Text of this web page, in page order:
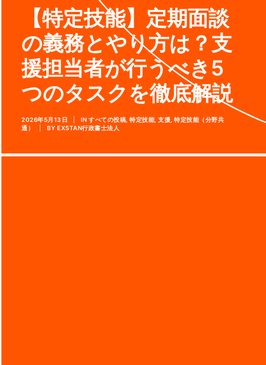
【特定技能】定期面談
の義務とやり方は？支
援担当者が行うべき5
つのタスクを徹底解説
2026年5月13日 IN すべての投稿 特定技能 支援 特定技能（分野共
通）
BY EXSTAN行政書士法人